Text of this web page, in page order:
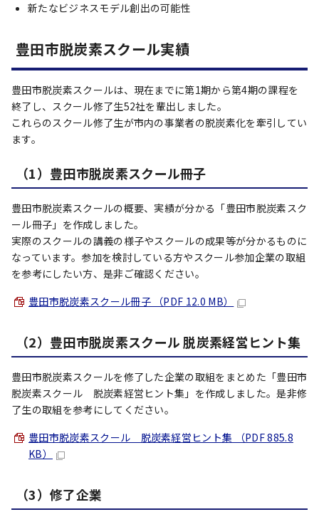
新たなビジネスモデル創出の可能性
豊田市脱炭素スクール実績
豊田市脱炭素スクールは、現在までに第1期から第4期の課程を
終了し、スクール修了生52社を輩出しました。
これらのスクール修了生が市内の事業者の脱炭素化を牽引してい
ます。
（1）豊田市脱炭素スクール冊子
豊田市脱炭素スクールの概要、実績が分かる「豊田市脱炭素スク
ール冊子」を作成しました。
実際のスクールの講義の様子やスクールの成果等が分かるものに
なっています。参加を検討している方やスクール参加企業の取組
を参考にしたい方、是非ご確認ください。
豊田市脱炭素スクール冊子 （PDF 12.0 MB）
（2）豊田市脱炭素スクール 脱炭素経営ヒント集
豊田市脱炭素スクールを修了した企業の取組をまとめた「豊田市
脱炭素スクール 脱炭素経営ヒント集」を作成しました。是非修
了生の取組を参考にしてください。
豊田市脱炭素スクール 脱炭素経営ヒント集 （PDF 885.8
KB）
（3）修了企業